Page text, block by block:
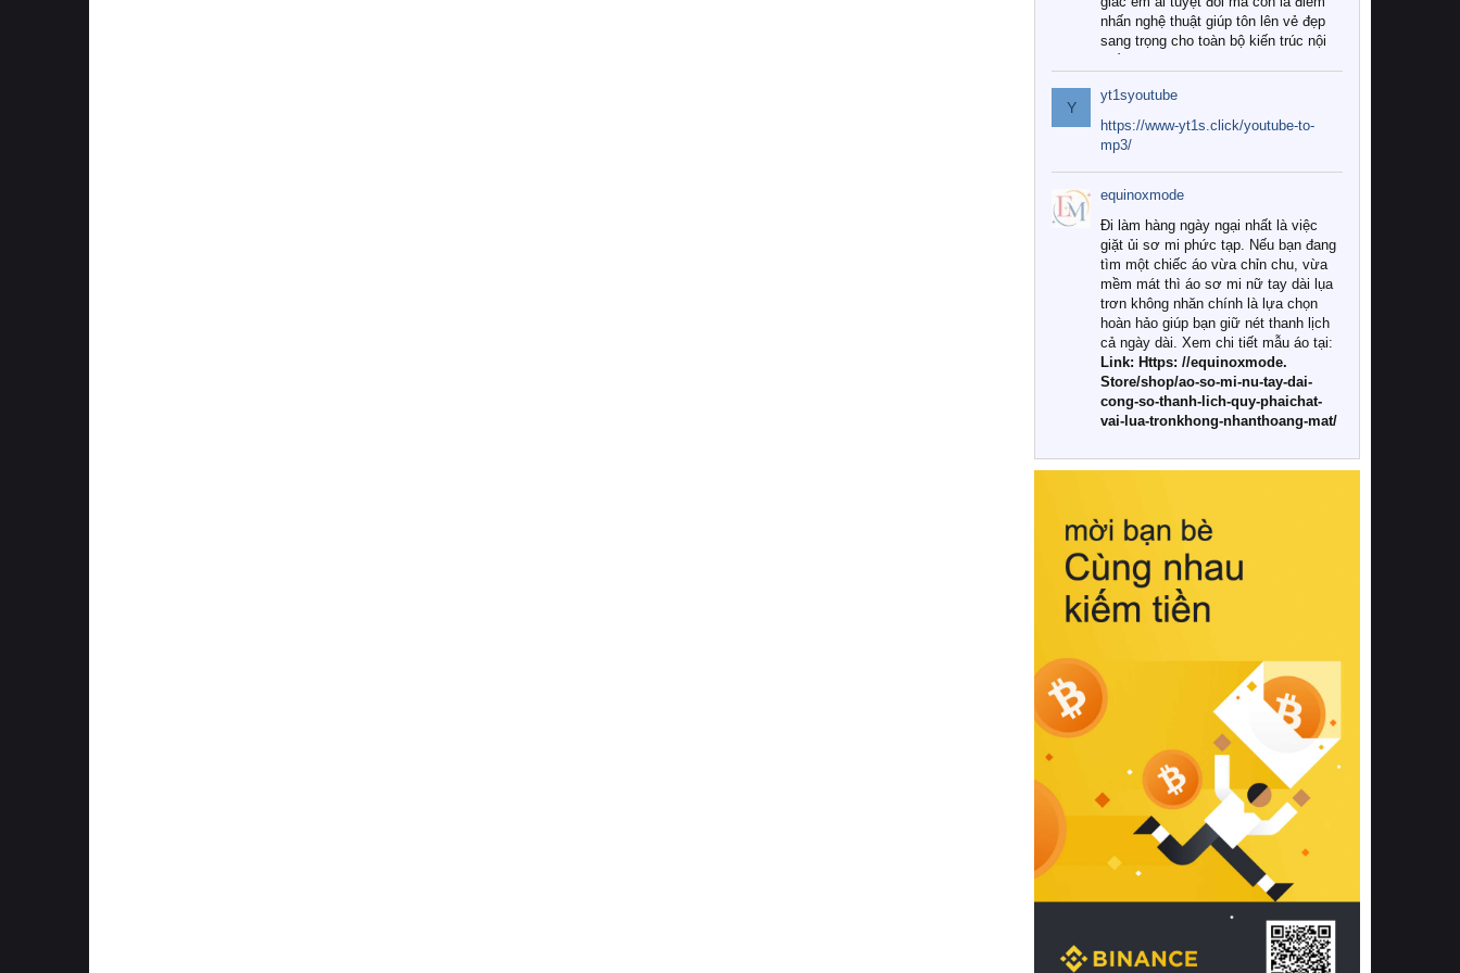
nhấn nghệ thuật giúp tôn lên vẻ đẹp
sang trọng cho toàn bộ kiến trúc nội
Tuy nhiên, giữa thị trường đa dạng
với vô vàn thương hiệu và mẫu mã
như hiện nay, làm thế nào để chọn
được những bộ chăn ga gối đệm cao
cấp thực sự chất lượng, phù hợp với
khí hậu và nhu cầu sử dụng của gia
đình? Hãy cùng chúng tôi đi tìm lời
giải đáp chi tiết qua bài viết dưới đây.
1. Tại sao các gia đình hiện đại lại ưa
chuộng chăn ga gối đệm cao cấp?
Khác với các dòng sản phẩm thông
thường, những bộ chăn ga gối đệm
cao cấp trải qua quy trình sản xuất
nghiêm ngặt từ khâu chọn lọc nguyên
liệu tự nhiên đến công nghệ dệt
nhuộm hiện đại không chứa hóa chất
này, bạn sẽ cảm nhận rõ rệt sự khác
hồi chuẩn xác của phần đệm nâng đỡ
cột sống.
Bên cạnh đó, việc lựa chọn các dòng
sản phẩm đạt chuẩn chất lượng quốc
tế còn giúp ngăn ngừa tình trạng kích
khuẩn và nấm mốc trong điều kiện
thời tiết nóng ẩm. Bạn có thể tìm hiểu
thêm các nghiên cứu khoa học về tác
động của giấc ngủ và môi trường
phòng ngủ đối với sức khỏe con
người tại Sleep Foundation (External
Link) để có cái nhìn toàn diện hơn.
2. Các tiêu chí vàng khi lựa chọn
chăn ga gối đệm cao cấp cho phòng
ngủ
Để sở hữu một bộ chăn ga gối đệm
cao cấp hoàn hảo cả về thẩm mỹ lẫn
công năng, người tiêu dùng cần cân
nhắc kỹ lưỡng các tiêu chí quan trọng
Y
yt1syoutube
https://www-yt1s.click/youtube-to-
mp3/
equinoxmode
Đi làm hàng ngày ngại nhất là việc
giặt ủi sơ mi phức tạp. Nếu bạn đang
tìm một chiếc áo vừa chỉn chu, vừa
mềm mát thì áo sơ mi nữ tay dài lụa
trơn không nhăn chính là lựa chọn
hoàn hảo giúp bạn giữ nét thanh lịch
cả ngày dài. Xem chi tiết mẫu áo tại:
Link: Https: //equinoxmode.
Store/shop/ao-so-mi-nu-tay-dai-
cong-so-thanh-lich-quy-phaichat-
vai-lua-tronkhong-nhanthoang-mat/